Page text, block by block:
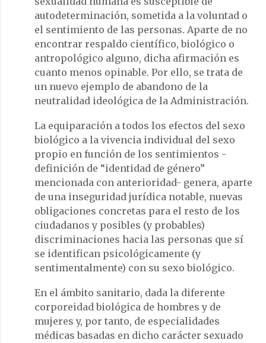
autodeterminación, sometida a la voluntad o
el sentimiento de las personas. Aparte de no
encontrar respaldo científico, biológico o
antropológico alguno, dicha afirmación es
cuanto menos opinable. Por ello, se trata de
un nuevo ejemplo de abandono de la
neutralidad ideológica de la Administración.
La equiparación a todos los efectos del sexo
biológico a la vivencia individual del sexo
propio en función de los sentimientos -
definición de “identidad de género”
mencionada con anterioridad- genera, aparte
de una inseguridad jurídica notable, nuevas
obligaciones concretas para el resto de los
ciudadanos y posibles (y probables)
discriminaciones hacia las personas que sí
se identifican psicológicamente (y
sentimentalmente) con su sexo biológico.
En el ámbito sanitario, dada la diferente
corporeidad biológica de hombres y de
mujeres y, por tanto, de especialidades
médicas basadas en dicho carácter sexuado